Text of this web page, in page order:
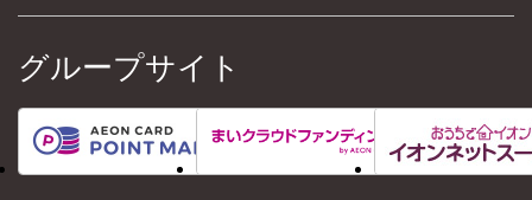
グループサイト